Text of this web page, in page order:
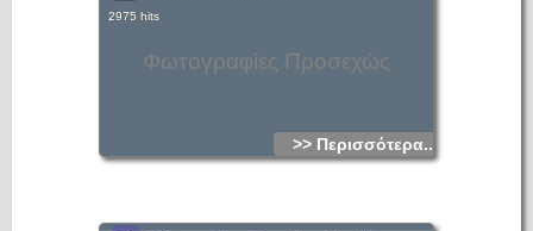
Φωτογραφίες Προσεχώς
2975 hits
>> Περισσότερα...